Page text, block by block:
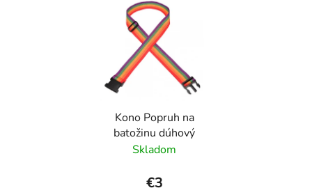
Kono Popruh na
batožinu dúhový
Skladom
€3